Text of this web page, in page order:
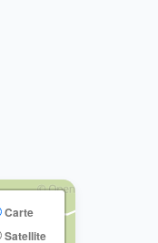
Carte
Satellite